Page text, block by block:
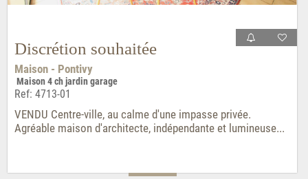
Discrétion souhaitée
Maison - Pontivy
Maison 4 ch jardin garage
Ref: 4713-01
VENDU Centre-ville, au calme d'une impasse privée.
Agréable maison d'architecte, indépendante et lumineuse...